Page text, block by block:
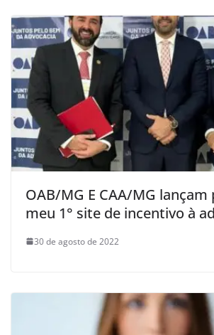
OAB/MG E CAA/MG
meu 1° site de incentivo à
30 de agosto de 2022